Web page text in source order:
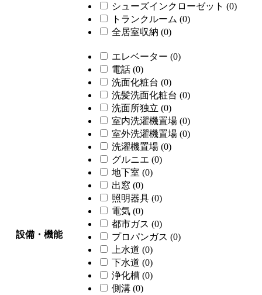
シューズインクローゼット (0)
トランクルーム (0)
全居室収納 (0)
設備・機能
エレベーター (0)
電話 (0)
洗面化粧台 (0)
洗髪洗面化粧台 (0)
洗面所独立 (0)
室内洗濯機置場 (0)
室外洗濯機置場 (0)
洗濯機置場 (0)
グルニエ (0)
地下室 (0)
出窓 (0)
照明器具 (0)
電気 (0)
都市ガス (0)
プロパンガス (0)
上水道 (0)
下水道 (0)
浄化槽 (0)
側溝 (0)